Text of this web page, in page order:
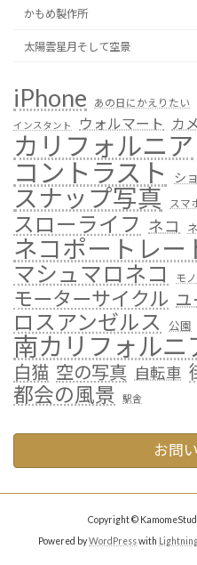
かもめ製作所
太陽雲星月そして空景
iPhone あの日にかえりたい
インスタント ウォルマート カ
カリフォルニア
コントラスト シ
スナップ写真 スマ
スローライフ ネコ
ネコポートレー
マシュマロネコ モ
モーターサイクル ユ
ロスアンゼルス 公園
南カリフォルニ
白猫 空の写真 自転車
都会の風景 駅舎
お問
Copyright ©
Powered byWordPresswith